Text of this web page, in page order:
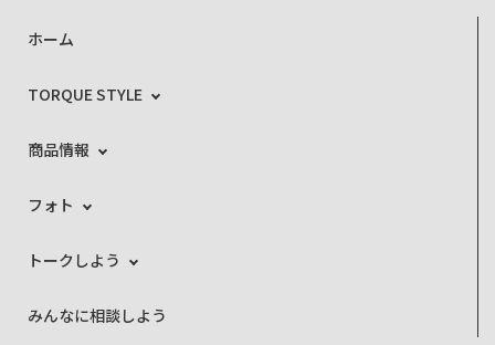
ホーム
TORQUE STYLE
商品情報
フォト
トークしよう
みんなに相談しよう